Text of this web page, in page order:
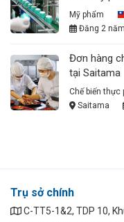
Mỹ phẩm
Đăng 2
Đơn hàng
tại Saitama
Chế biến thực
Saitama
Trụ sở chính
C-TT5-1&2, TDP 10,